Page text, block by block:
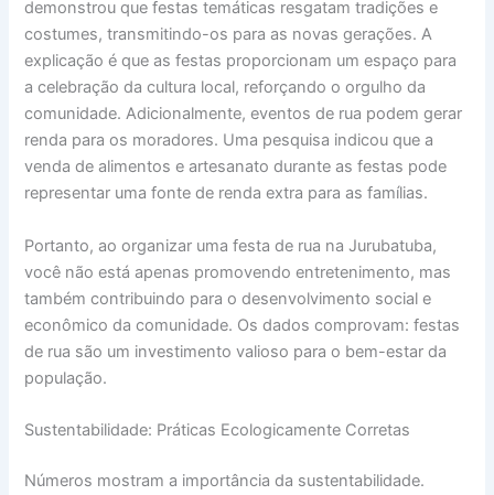
demonstrou que festas temáticas resgatam tradições e
costumes, transmitindo-os para as novas gerações. A
explicação é que as festas proporcionam um espaço para
a celebração da cultura local, reforçando o orgulho da
comunidade. Adicionalmente, eventos de rua podem gerar
renda para os moradores. Uma pesquisa indicou que a
venda de alimentos e artesanato durante as festas pode
representar uma fonte de renda extra para as famílias.
Portanto, ao organizar uma festa de rua na Jurubatuba,
você não está apenas promovendo entretenimento, mas
também contribuindo para o desenvolvimento social e
econômico da comunidade. Os dados comprovam: festas
de rua são um investimento valioso para o bem-estar da
população.
Sustentabilidade: Práticas Ecologicamente Corretas
Números mostram a importância da sustentabilidade.